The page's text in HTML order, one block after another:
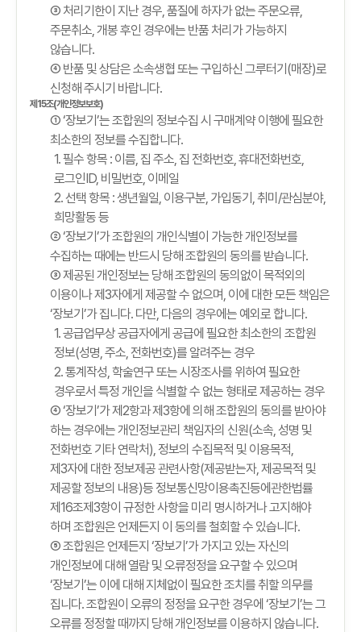
③ 처리기한이 지난 경우, 품질에 하자가 없는 주문오류,
주문취소, 개봉 후인 경우에는 반품 처리가 가능하지
않습니다.
④ 반품 및 상담은 소속생협 또는 구입하신 그루터기(매장)로
신청해 주시기 바랍니다.
제15조(개인정보보호)
① ‘장보기’는 조합원의 정보수집 시 구매계약 이행에 필요한
최소한의 정보를 수집합니다.
1. 필수 항목 : 이름, 집 주소, 집 전화번호, 휴대전화번호,
로그인ID, 비밀번호, 이메일
2. 선택 항목 : 생년월일, 이용구분, 가입동기, 취미/관심분야,
희망활동 등
② ‘장보기’가 조합원의 개인식별이 가능한 개인정보를
수집하는 때에는 반드시 당해 조합원의 동의를 받습니다.
③ 제공된 개인정보는 당해 조합원의 동의없이 목적외의
이용이나 제3자에게 제공할 수 없으며, 이에 대한 모든 책임은
‘장보기’가 집니다. 다만, 다음의 경우에는 예외로 합니다.
1. 공급업무상 공급자에게 공급에 필요한 최소한의 조합원
정보(성명, 주소, 전화번호)를 알려주는 경우
2. 통계작성, 학술연구 또는 시장조사를 위하여 필요한
경우로서 특정 개인을 식별할 수 없는 형태로 제공하는 경우
④ ‘장보기’가 제2항과 제3항에 의해 조합원의 동의를 받아야
하는 경우에는 개인정보관리 책임자의 신원(소속, 성명 및
전화번호 기타 연락처), 정보의 수집목적 및 이용목적,
제3자에 대한 정보제공 관련사항(제공받는자, 제공목적 및
제공할 정보의 내용)등 정보통신망이용촉진등에관한법률
제16조제3항이 규정한 사항을 미리 명시하거나 고지해야
하며 조합원은 언제든지 이 동의를 철회할 수 있습니다.
⑤ 조합원은 언제든지 ‘장보기’가 가지고 있는 자신의
개인정보에 대해 열람 및 오류정정을 요구할 수 있으며
‘장보기’는 이에 대해 지체없이 필요한 조치를 취할 의무를
집니다. 조합원이 오류의 정정을 요구한 경우에 ‘장보기’는 그
오류를 정정할 때까지 당해 개인정보를 이용하지 않습니다.